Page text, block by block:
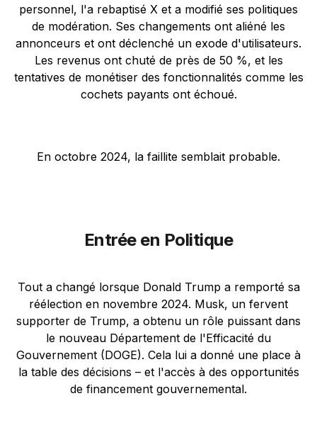
personnel, l'a rebaptisé X et a modifié ses politiques
de modération. Ses changements ont aliéné les
annonceurs et ont déclenché un exode d'utilisateurs.
Les revenus ont chuté de près de 50 %, et les
tentatives de monétiser des fonctionnalités comme les
cochets payants ont échoué.
En octobre 2024, la faillite semblait probable.
Entrée en Politique
Tout a changé lorsque Donald Trump a remporté sa
réélection en novembre 2024. Musk, un fervent
supporter de Trump, a obtenu un rôle puissant dans
le nouveau Département de l'Efficacité du
Gouvernement (DOGE). Cela lui a donné une place à
la table des décisions – et l'accès à des opportunités
de financement gouvernemental.